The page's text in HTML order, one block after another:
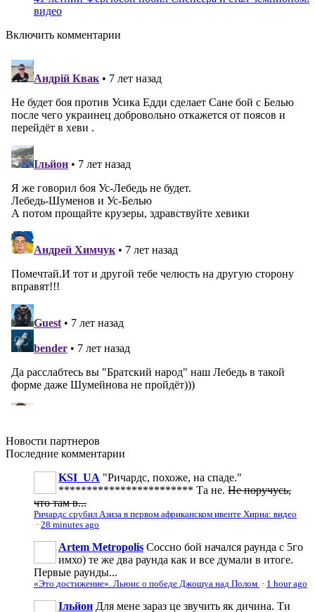
видео
Включить комментарии
Новости партнеров
Последние комментарии
KSI_UA "Ричардс, похоже, на спаде."
************************ Та не. Не поручусь,
что там в...
Ричардс срубил Азиза в первом африканском ивенте Хирна: видео
· 28 minutes ago
Artem Metropolis Соссно бой начался раунда с 5го
имхо) те же два раунда как и все думали в итоге.
Первые раунды...
«Это достижение». Льюис о победе Джошуа над Полом · 1 hour ago
Ільйон Для мене зараз це звучить як дичина. Ти